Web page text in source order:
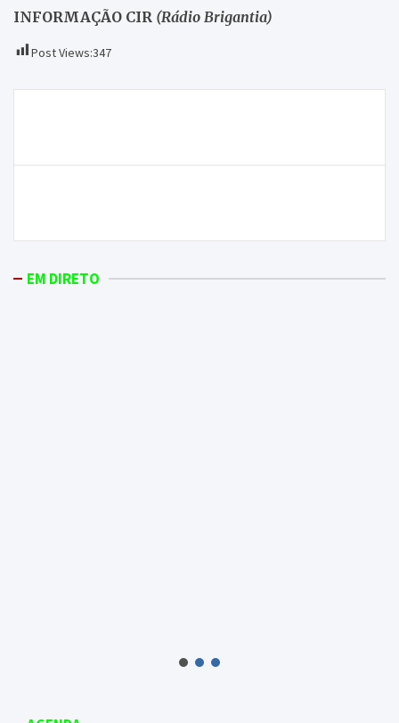
INFORMAÇÃO CIR (Rádio Brigantia)
Post Views:347
artigos
EM DIRETO